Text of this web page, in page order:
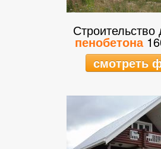
пенобетона
смотреть